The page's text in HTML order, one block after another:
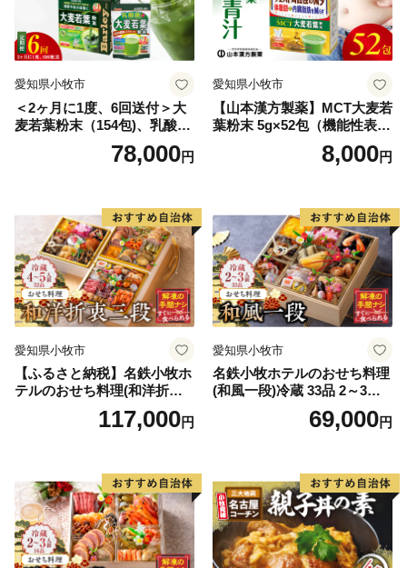
愛知県小牧市
＜2ヶ月に1度、6回送付＞大
麦若葉粉末（154包)、乳酸菌
+大麦若葉粉末（7包) 山本
78,000円
愛知県小牧市
【山本漢方製薬】MCT大麦若
葉粉末 5g×52包（機能性表示
8,000円
愛知県小牧市
【ふるさと納税】名鉄小牧ホ
テルのおせち料理(和洋折衷
三段)冷蔵 52品 4～5人前 202
7年 【数量限定 お申込期限1
料理 小牧市 お節 冷蔵おせち
人気 新春 迎春おせち 定番お
せち 本格おせち 和洋折衷お
せち 縁起物おせち 12月31日
お届け お正月 お取り寄せ
117,000円
愛知県小牧市
名鉄小牧ホテルのおせち料理
(和風一段)冷蔵 33品 2～3人
前 2027年【数量限定 お申込
期限12/15】 解凍不要 ホテル
人気 新春 迎春おせち 定番お
せち 本格おせち 和風おせち
縁起物おせち 12月31日 お届
け お正月 お取り寄せ
69,000円